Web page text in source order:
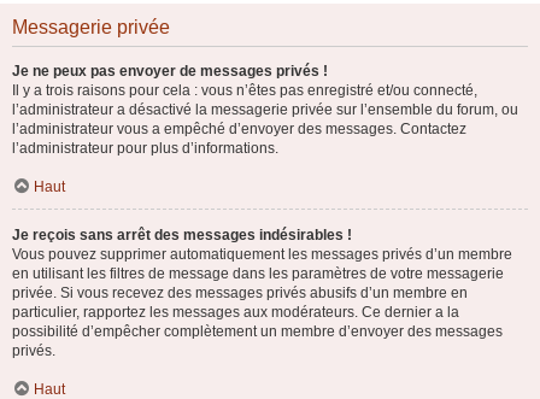
Messagerie privée
Je ne peux pas envoyer de messages privés !
Il y a trois raisons pour cela : vous n’êtes pas enregistré et/ou connecté,
l’administrateur a désactivé la messagerie privée sur l’ensemble du forum, ou
l’administrateur vous a empêché d’envoyer des messages. Contactez
l’administrateur pour plus d’informations.
Haut
Je reçois sans arrêt des messages indésirables !
Vous pouvez supprimer automatiquement les messages privés d’un membre
en utilisant les filtres de message dans les paramètres de votre messagerie
privée. Si vous recevez des messages privés abusifs d’un membre en
particulier, rapportez les messages aux modérateurs. Ce dernier a la
possibilité d’empêcher complètement un membre d’envoyer des messages
privés.
Haut